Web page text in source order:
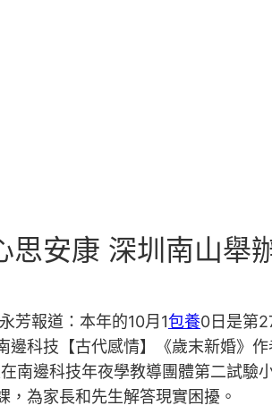
思安康 深圳南山舉
芳報道：本年的10月1包養0日是第
邊科技【古代感情】《歲末新婚》
南邊科技年夜學教導團體第二試驗
，為家長和先生解答現實困擾。